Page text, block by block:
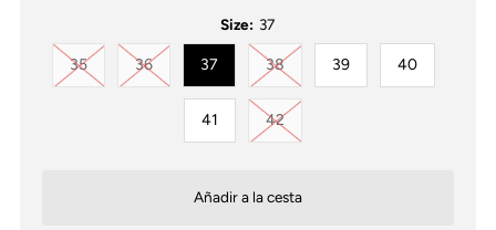
Size: 37
35Variante agotada o no disponible
36Variante agotada o no disponible
37 38Variante agotada o no
39 40
41 42Variante agotada o no